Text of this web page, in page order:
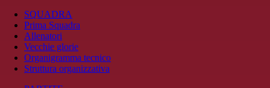
SQUADRA
Prima Squadra
Allenatori
Vecchie glorie
Organigramma tecnico
Struttura organizzativa